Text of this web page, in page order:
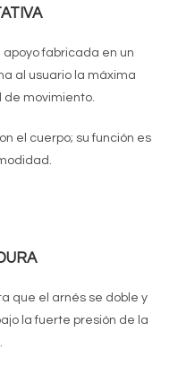
fabricada en un
al usuario la máxima
movimiento.
el cuerpo; su función es
que el arnés se doble y
la fuerte presión de la